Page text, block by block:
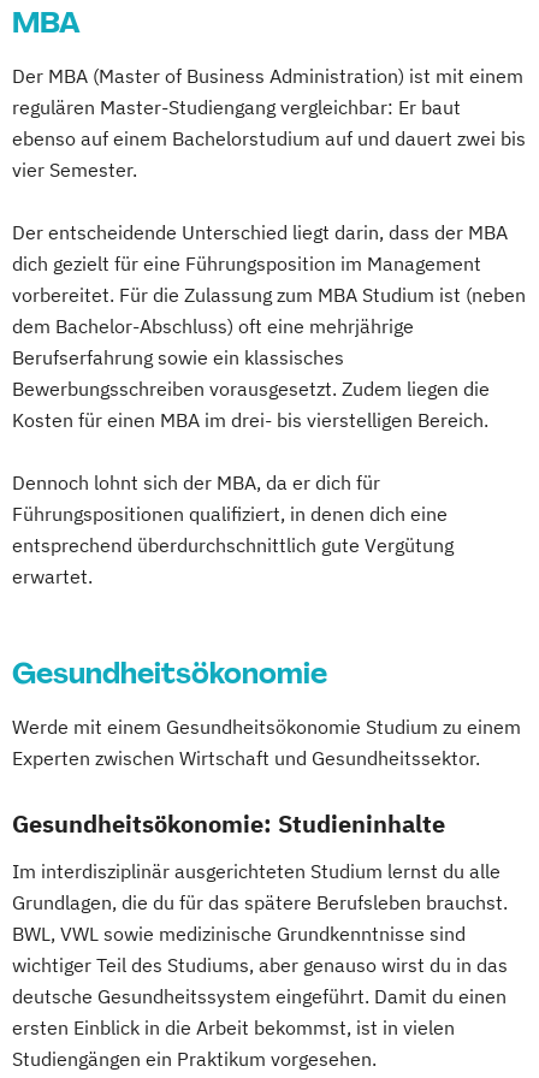
MBA
Der MBA (Master of Business Administration) ist mit einem
regulären Master-Studiengang vergleichbar: Er baut
ebenso auf einem Bachelorstudium auf und dauert zwei bis
vier Semester.
Der entscheidende Unterschied liegt darin, dass der MBA
dich gezielt für eine Führungsposition im Management
vorbereitet. Für die Zulassung zum MBA Studium ist (neben
dem Bachelor-Abschluss) oft eine mehrjährige
Berufserfahrung sowie ein klassisches
Bewerbungsschreiben vorausgesetzt. Zudem liegen die
Kosten für einen MBA im drei- bis vierstelligen Bereich.
Dennoch lohnt sich der MBA, da er dich für
Führungspositionen qualifiziert, in denen dich eine
entsprechend überdurchschnittlich gute Vergütung
erwartet.
Gesundheitsökonomie
Werde mit einem Gesundheitsökonomie Studium zu einem
Experten zwischen Wirtschaft und Gesundheitssektor.
Gesundheitsökonomie: Studieninhalte
Im interdisziplinär ausgerichteten Studium lernst du alle
Grundlagen, die du für das spätere Berufsleben brauchst.
BWL, VWL sowie medizinische Grundkenntnisse sind
wichtiger Teil des Studiums, aber genauso wirst du in das
deutsche Gesundheitssystem eingeführt. Damit du einen
ersten Einblick in die Arbeit bekommst, ist in vielen
Studiengängen ein Praktikum vorgesehen.